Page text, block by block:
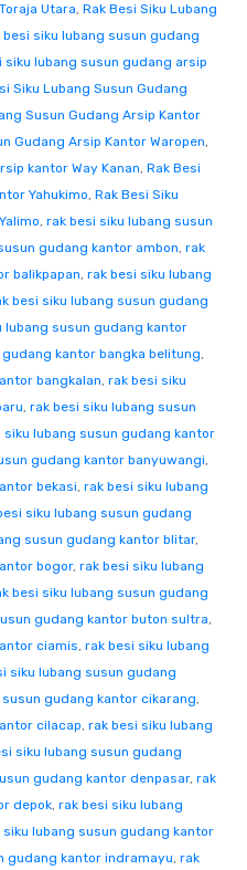
Utara, Rak Besi Siku Lubang
besi siku lubang susun gudang
siku lubang susun gudang arsip
Siku Lubang Susun Gudang
Susun Gudang Arsip Kantor
Gudang Arsip Kantor Waropen,
kantor Way Kanan, Rak Besi
Yahukimo, Rak Besi Siku
, rak besi siku lubang susun
gudang kantor ambon, rak
balikpapan, rak besi siku lubang
besi siku lubang susun gudang
lubang susun gudang kantor
kantor bangka belitung,
bangkalan, rak besi siku
, rak besi siku lubang susun
siku lubang susun gudang kantor
gudang kantor banyuwangi,
bekasi, rak besi siku lubang
siku lubang susun gudang
susun gudang kantor blitar,
bogor, rak besi siku lubang
besi siku lubang susun gudang
gudang kantor buton sultra,
ciamis, rak besi siku lubang
siku lubang susun gudang
gudang kantor cikarang,
cilacap, rak besi siku lubang
siku lubang susun gudang
gudang kantor denpasar, rak
depok, rak besi siku lubang
siku lubang susun gudang kantor
gudang kantor indramayu, rak